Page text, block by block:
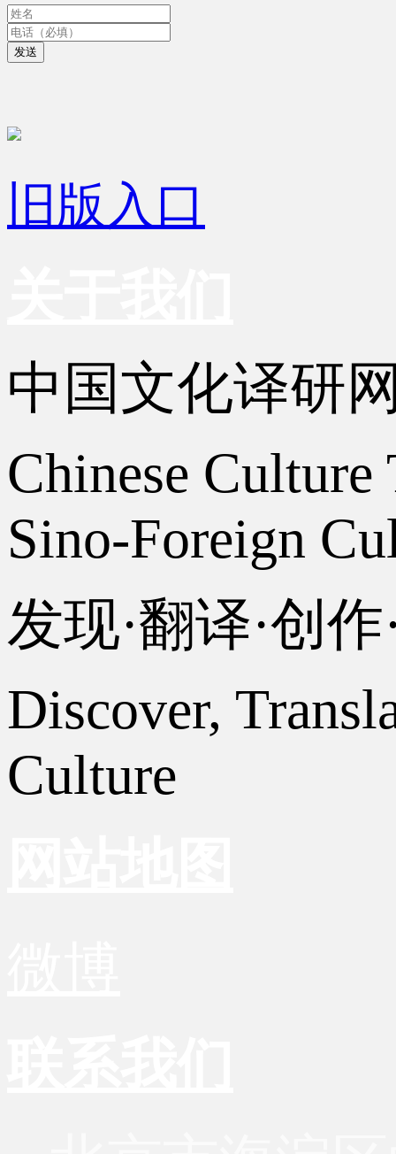
发送
旧版入口
中国文化译研
Chinese
Sino-Foreign
发现·翻译·创
Discover,
Culture